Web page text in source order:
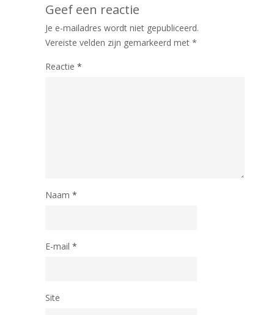
Geef een reactie
Je e-mailadres wordt niet gepubliceerd.
Vereiste velden zijn gemarkeerd met *
Reactie *
Naam *
E-mail *
Site